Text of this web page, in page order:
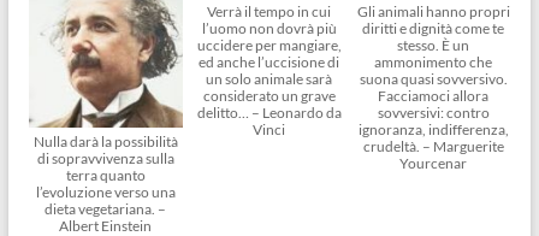
Nulla darà la possibilità
di sopravvivenza sulla
terra quanto
l’evoluzione verso una
dieta vegetariana. –
Albert Einstein
Verrà il tempo in cui
l’uomo non dovrà più
uccidere per mangiare,
ed anche l’uccisione di
un solo animale sarà
considerato un grave
delitto… – Leonardo da
Vinci
Gli animali hanno propri
diritti e dignità come te
stesso. È un
ammonimento che
suona quasi sovversivo.
Facciamoci allora
sovversivi: contro
ignoranza, indifferenza,
crudeltà. – Marguerite
Yourcenar